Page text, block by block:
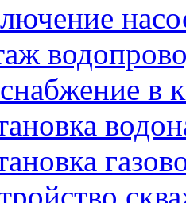
в